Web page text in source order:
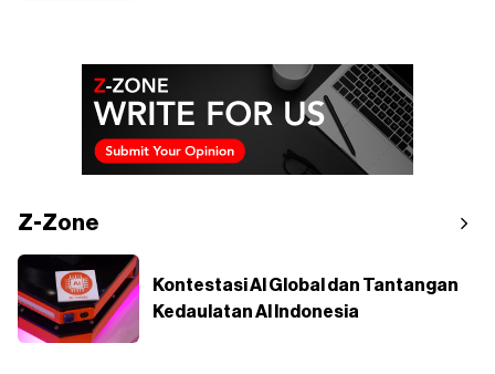
Z-Zone
Kontestasi AI Global dan Tantangan
Kedaulatan AI Indonesia